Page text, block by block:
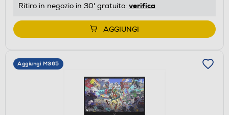
Ritiro in negozio in 30' gratuito: verifica
AGGIUNGI
Aggiungi M365